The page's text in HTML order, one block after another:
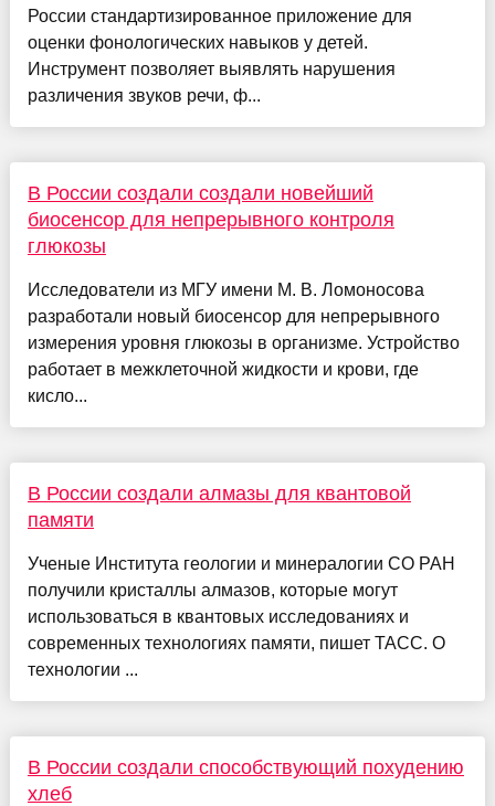
России стандартизированное приложение для
оценки фонологических навыков у детей.
Инструмент позволяет выявлять нарушения
различения звуков речи, ф...
В России создали создали новейший
биосенсор для непрерывного контроля
глюкозы
Исследователи из МГУ имени М. В. Ломоносова
разработали новый биосенсор для непрерывного
измерения уровня глюкозы в организме. Устройство
работает в межклеточной жидкости и крови, где
кисло...
В России создали алмазы для квантовой
памяти
Ученые Института геологии и минералогии СО РАН
получили кристаллы алмазов, которые могут
использоваться в квантовых исследованиях и
современных технологиях памяти, пишет ТАСС. О
технологии ...
В России создали способствующий похудению
хлеб